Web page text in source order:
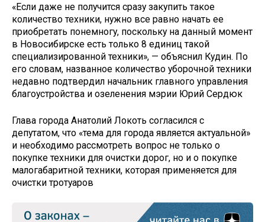
«Если даже не получится сразу закупить такое
количество техники, нужно все равно начать ее
приобретать понемногу, поскольку на данный момент
в Новосибирске есть только 8 единиц такой
специализированной техники», — объяснил Кудин. По
его словам, названное количество уборочной техники
недавно подтвердил начальник главного управления
благоустройства и озеленения мэрии Юрий Сердюк
Глава города Анатолий Локоть согласился с
депутатом, что «тема для города является актуальной»
и необходимо рассмотреть вопрос не только о
покупке техники для очистки дорог, но и о покупке
малогабаритной техники, которая применяется для
очистки тротуаров